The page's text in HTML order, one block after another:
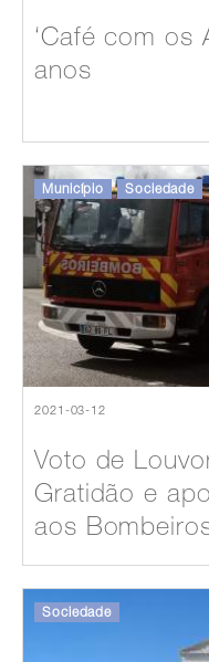
‘Café com os
anos
Município Sociedade
2021-03-12
Voto de
Gratidão e
aos
Sociedade